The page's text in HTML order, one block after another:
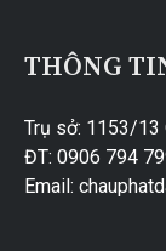
THÔNG
Trụ sở: 1153/13
ĐT: 0906 794
Email: